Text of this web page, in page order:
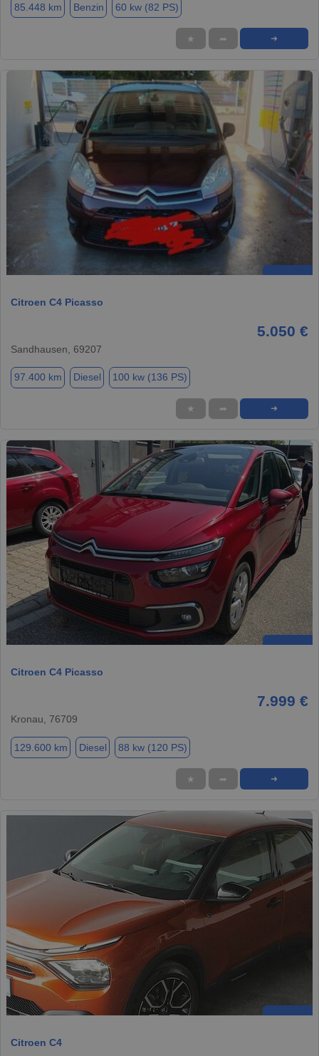
85.448 km Benzin 60 kw (82 PS)
★ ➦ ➜
Citroen C4 Picasso
5.050 €
Sandhausen, 69207
97.400 km Diesel 100 kw (136 PS)
★ ➦ ➜
Citroen C4 Picasso
7.999 €
Kronau, 76709
129.600 km Diesel 88 kw (120 PS)
★ ➦ ➜
Citroen C4